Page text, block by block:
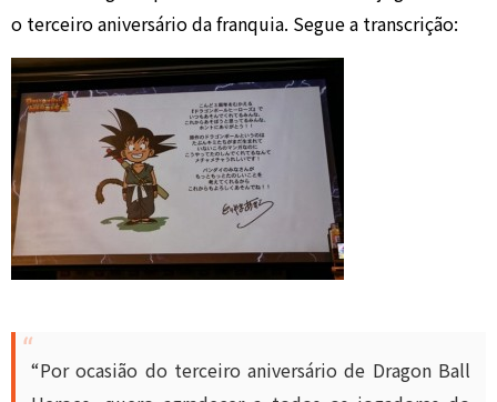
o terceiro aniversário da franquia. Segue a transcrição:
“Por ocasião do terceiro aniversário de Dragon Ball